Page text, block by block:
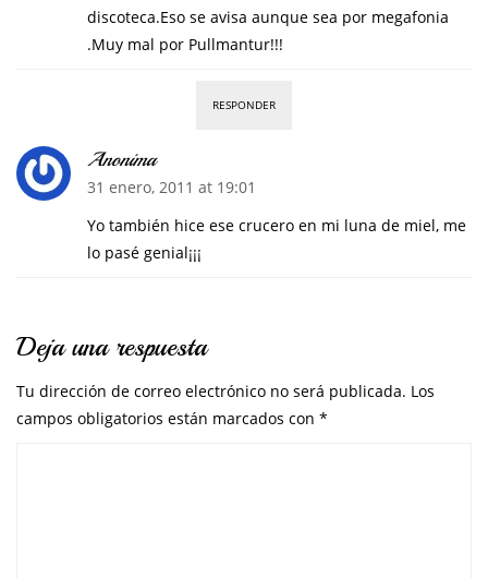
discoteca.Eso se avisa aunque sea por megafonia
.Muy mal por Pullmantur!!!
RESPONDER
Anonima
31 enero, 2011 at 19:01
Yo también hice ese crucero en mi luna de miel, me
lo pasé genial¡¡¡
Deja una respuesta
Tu dirección de correo electrónico no será publicada. Los
campos obligatorios están marcados con *